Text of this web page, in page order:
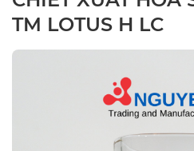
TM LOTUS H LC